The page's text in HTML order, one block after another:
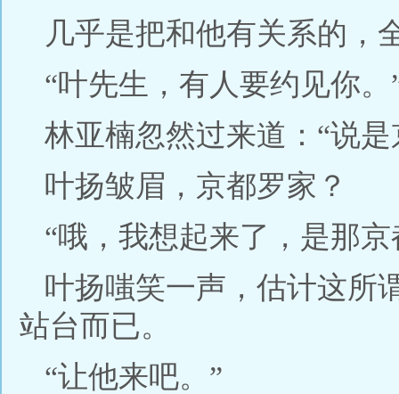
几乎是把和他有关系的，
“叶先生，有人要约见你。
林亚楠忽然过来道：“说
叶扬皱眉，京都罗家？
“哦，我想起来了，是那
叶扬嗤笑一声，估计这所
站台而已。
“让他来吧。”